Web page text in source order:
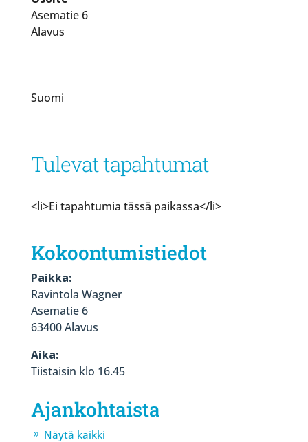
Asematie 6
Alavus
Suomi
Tulevat tapahtumat
<li>Ei tapahtumia tässä paikassa</li>
Kokoontumistiedot
Paikka:
Ravintola Wagner
Asematie 6
63400 Alavus
Aika:
Tiistaisin klo 16.45
Ajankohtaista
Näytä kaikki